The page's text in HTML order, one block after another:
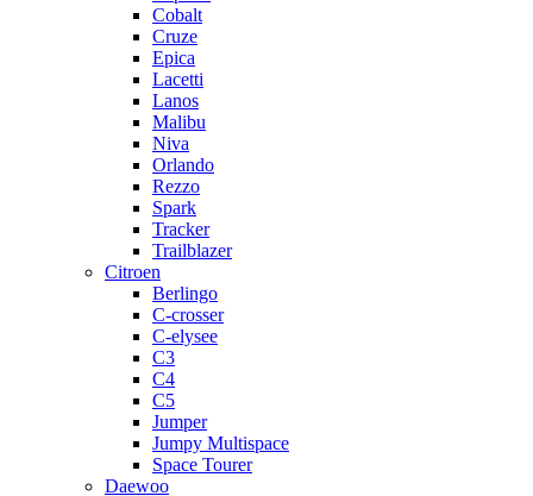
Cobalt
Cruze
Epica
Lacetti
Lanos
Malibu
Niva
Orlando
Rezzo
Spark
Tracker
Trailblazer
Citroen
Berlingo
C-crosser
C-elysee
C3
C4
C5
Jumper
Jumpy Multispace
Space Tourer
Daewoo